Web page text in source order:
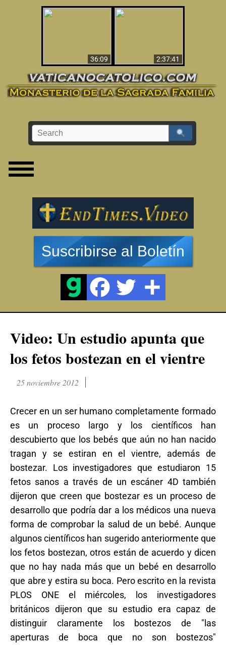
36:09
2:37:41
Suscribirse al Boletín
Video: Un estudio apunta que
los fetos bostezan en el vientre
25 noviembre 2012
Crecer en un ser humano completamente formado
es un proceso largo y los científicos han
descubierto que los bebés que aún no han nacido
tragan y se estiran en el vientre, además de
bostezar. Los investigadores que estudiaron 15
fetos sanos a través de un escáner 4D también
dijeron que creen que bostezar es un proceso de
desarrollo que podría dar a los médicos una nueva
forma de comprobar la salud de un bebé. Aunque
algunos científicos han sugerido anteriormente que
los fetos bostezan, otros están de acuerdo y dicen
que no hay nada más que un bebé en desarrollo
que abre y estira su boca. Pero escrito en la revista
PLOS ONE el miércoles, los investigadores
británicos dijeron que su estudio era capaz de
distinguir claramente los bostezos de "las
aperturas de boca que no son bostezos"